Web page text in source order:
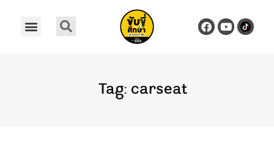
Tag: carseat